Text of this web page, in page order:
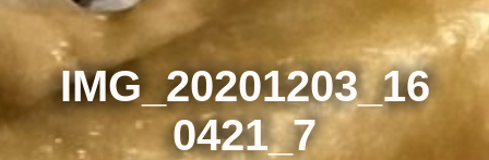
IMG_20201203_16
0421_7